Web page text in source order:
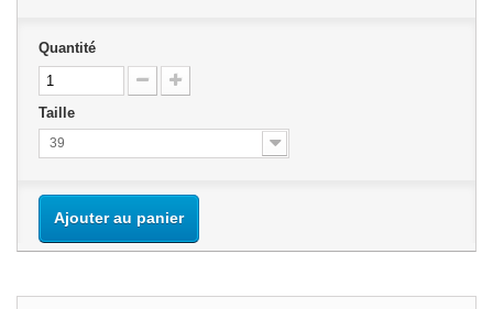
Quantité
Taille
39
Ajouter au panier